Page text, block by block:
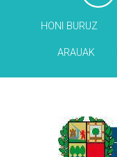
HONI BURUZ
ARAUAK